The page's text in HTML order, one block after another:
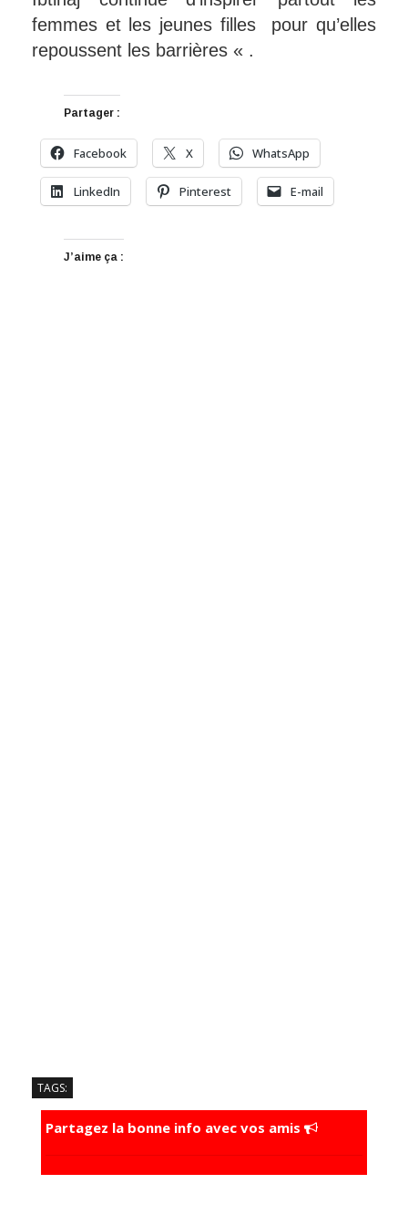
femmes et les jeunes filles pour qu’elles
repoussent les barrières « .
Partager :
Facebook X WhatsApp
LinkedIn Pinterest E-mail
J’aime ça :
TAGS:
Partagez la bonne info avec vos amis